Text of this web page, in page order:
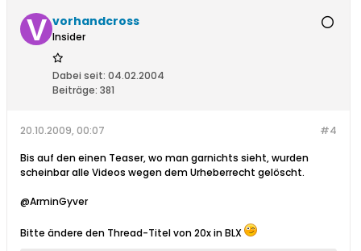
vorhandcross
Insider
Dabei seit: 04.02.2004
Beiträge: 381
#4
20.10.2009, 00:07
Bis auf den einen Teaser, wo man garnichts sieht, wurden
scheinbar alle Videos wegen dem Urheberrecht gelöscht.
@ArminGyver
Bitte ändere den Thread-Titel von 20x in BLX